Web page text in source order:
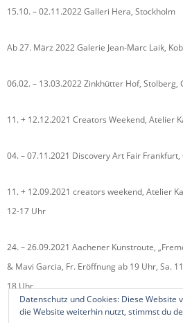
15.10. – 02.11.2022 Galleri Hera, Stockholm
Ab 27. März 2022 Galerie Jean-Marc Laik,
06.02. – 13.03.2022 Zinkhütter Hof, Stolberg,
11. + 12.12.2021 Creators Weekend, Atelier
04. – 07.11.2021 Discovery Art Fair
11. + 12.09.2021 creators weekend, Atelier
12-17 Uhr
24. – 26.09.2021 Aachener Kunstroute,
& Mavi Garcia, Fr. Eröffnung ab 19 Uhr, Sa.
18 Uhr
Datenschutz und Cookies: Diese Website
die Website weiterhin nutzt, stimmst du